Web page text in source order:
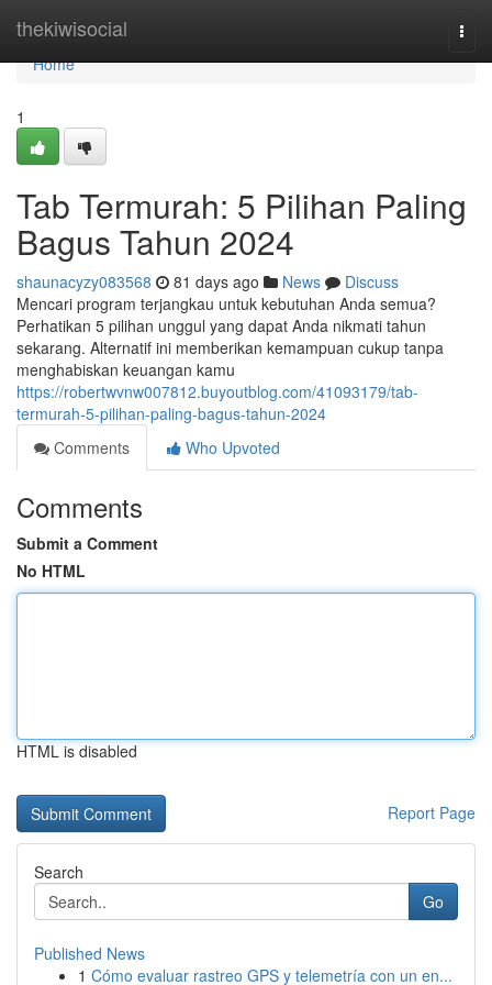
thekiwisocial
Home
Home
1
Tab Termurah: 5 Pilihan Paling
Bagus Tahun 2024
shaunacyzy083568 81 days ago News
Discuss
Mencari program terjangkau untuk kebutuhan Anda semua?
Perhatikan 5 pilihan unggul yang dapat Anda nikmati tahun
sekarang. Alternatif ini memberikan kemampuan cukup tanpa
menghabiskan keuangan kamu
https://robertwvnw007812.buyoutblog.com/41093179/tab-
termurah-5-pilihan-paling-bagus-tahun-2024
Comments
Who Upvoted
Comments
Submit a Comment
No HTML
HTML is disabled
Report Page
Search
Go
Published News
1 Cómo evaluar rastreo GPS y telemetría con un en...